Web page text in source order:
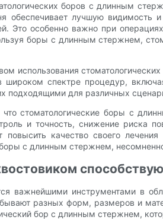
боров с длинным
обеспечивает лучшую
Это особенно важно при
боры с длинным стержнем,
использования
спектре процедур,
подходящими для различных
что стоматологические боры с
и точность, снижение риска
повысить качество своего
боры с длинным стержнем,
важнейшими инструментами в
разных форм, размеров и
бор с длинным стержнем,